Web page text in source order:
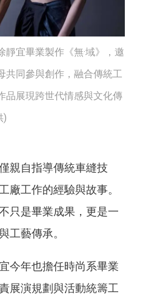
宜畢業製作《無·域》，邀
共同參與創作，融合傳統工
品展現跨世代情感與文化傳
)
親自指導傳統車縫技
廠工作的經驗與故事。
只是畢業成果，更是一
工藝傳承。
今年也擔任時尚系畢業
展演規劃與活動統籌工